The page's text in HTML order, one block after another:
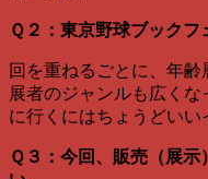
Ｑ２：東京野球ブックフ
回を重ねるごとに、年
展者のジャンルも広く
に行くにはちょうどいい
Ｑ３：今回、販売（展